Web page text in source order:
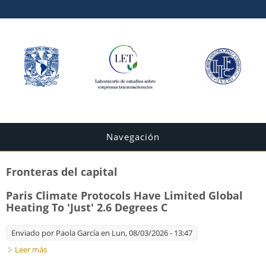
Navegación
Fronteras del capital
Paris Climate Protocols Have Limited Global
Heating To 'Just' 2.6 Degrees C
Enviado por Paola Garcíaen Lun, 08/03/2026 - 13:47
Leer más